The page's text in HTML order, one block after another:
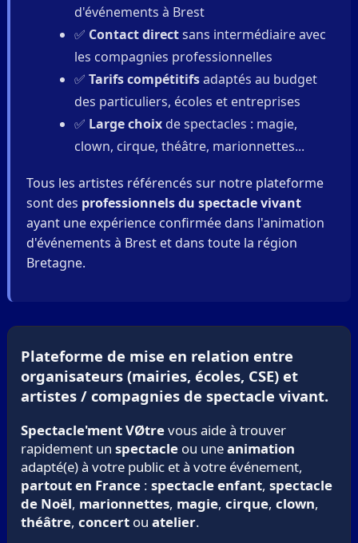
d'événements à Brest
✅ Contact directsans intermédiaire avec
les compagnies professionnelles
✅ Tarifs compétitifsadaptés au budget
des particuliers, écoles et entreprises
✅ Large choixde spectacles : magie,
clown, cirque, théâtre, marionnettes...
Tous les artistes référencés sur notre plateforme
sont des professionnels du spectacle vivant
ayant une expérience confirmée dans l'animation
d'événements à Brest et dans toute la région
Bretagne.
Plateforme de mise en relation entre
organisateurs (mairies, écoles, CSE) et
artistes / compagnies de spectacle vivant.
Spectacle'ment VØtrevous aide à trouver
rapidement un spectacleou uneanimation
adapté(e) à votre public et à votre événement,
partout en France: spectacle enfant, spectacle
de Noël, marionnettes, magie, cirque, clown,
théâtre, concertou atelier.